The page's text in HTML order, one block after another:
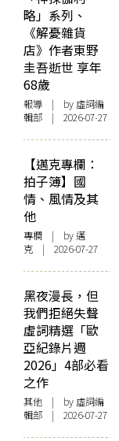
略」系列、
《解憂雜貨
店》作者東野
圭吾逝世 享年
68歲
報導 | by 虛詞編
輯部 | 2026-07-27
【邁克專欄：
拍子簿】國
情、風情及其
他
專欄 | by邁
克 | 2026-07-27
黑夜漫長，但
我們拒絕失聲
虛詞精選「歐
亞紀錄片週
2026」4部必看
之作
其他 | by 虛詞編
輯部 | 2026-07-27